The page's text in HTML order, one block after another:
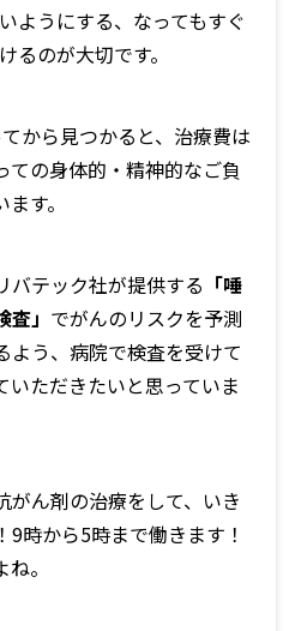
ようにする、なってもすぐ
るのが大切です。
から見つかると、治療費は
ての身体的・精神的なご負
す。
バテック社が提供する 「唾
」 でがんのリスクを予測
よう、病院で検査を受けて
いただきたいと思っていま
がん剤の治療をして、いき
時から5時まで働きます！
。